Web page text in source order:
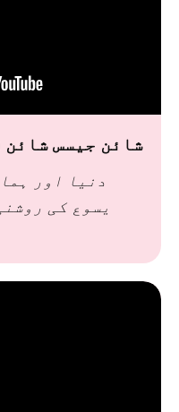
شائن جیسس شائن
دنیا اور
یسوع کی